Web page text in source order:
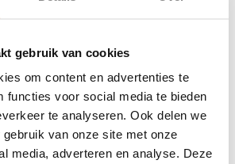
gebruik van cookies
om content en advertenties te
functies voor social media te bieden
te analyseren. Ook delen we
van onze site met onze
media, adverteren en analyse. Deze
storten in Sneek?